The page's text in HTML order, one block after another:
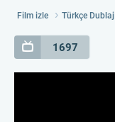
Film izle Türkçe Dublaj
1697